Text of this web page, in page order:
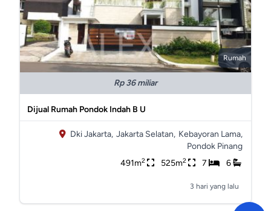
Rumah
Rp 36 miliar
Dijual Rumah Pondok Indah B U
Dki Jakarta, Jakarta Selatan, Kebayoran Lama,
Pondok Pinang
491m2 525m2 7 6
3 hari yang lalu